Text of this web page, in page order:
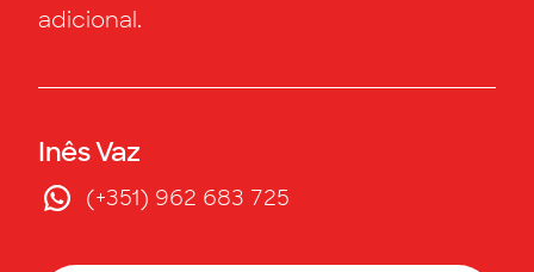
adicional.
Inês Vaz
(+351) 962 683 725